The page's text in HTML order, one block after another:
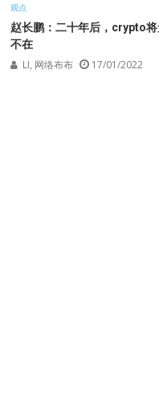
观点
赵长鹏：二十年后，crypto
不在
LI, 网络布布 17/01/2022